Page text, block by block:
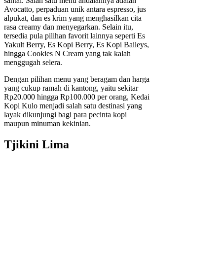
Avocatto, perpaduan unik antara espresso, jus
alpukat, dan es krim yang menghasilkan cita
rasa creamy dan menyegarkan. Selain itu,
tersedia pula pilihan favorit lainnya seperti Es
Yakult Berry, Es Kopi Berry, Es Kopi Baileys,
hingga Cookies N Cream yang tak kalah
menggugah selera.
Dengan pilihan menu yang beragam dan harga
yang cukup ramah di kantong, yaitu sekitar
Rp20.000 hingga Rp100.000 per orang, Kedai
Kopi Kulo menjadi salah satu destinasi yang
layak dikunjungi bagi para pecinta kopi
maupun minuman kekinian.
Tjikini Lima